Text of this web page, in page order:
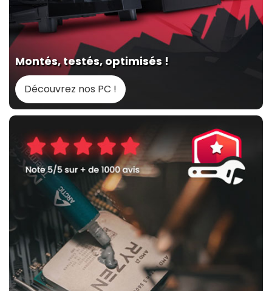
Montés, testés, optimisés !
Découvrez nos PC !